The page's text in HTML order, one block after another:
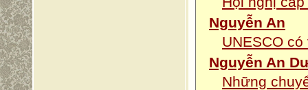
Nguyễn An
UNESCO
Nguyễn An
Những